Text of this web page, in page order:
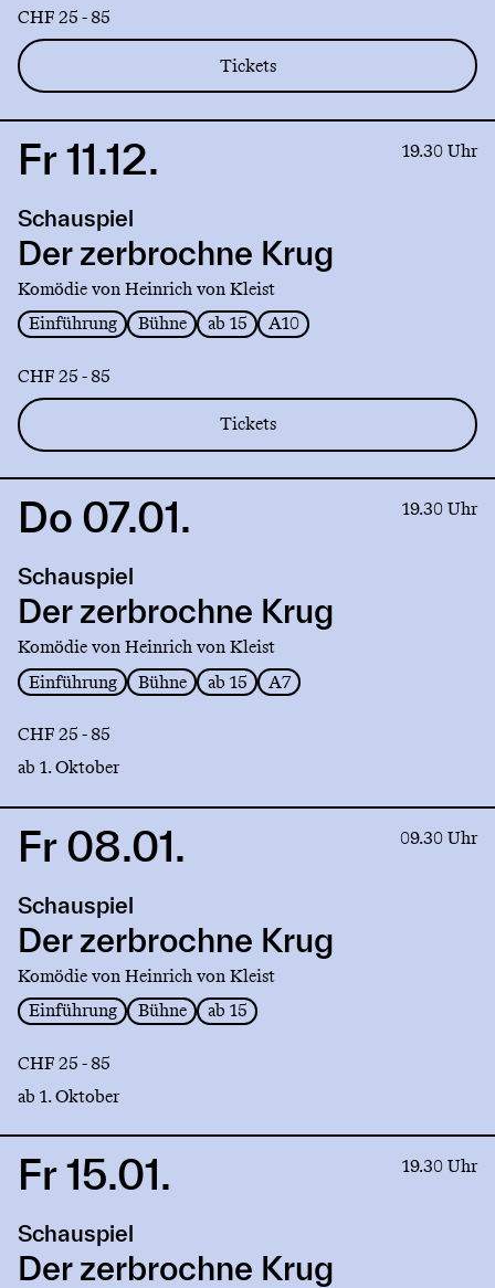
CHF 25 - 85
Tickets
Link
Der
zerbrochne
Krug
Fr 11.12. 19.30 Uhr
Schauspiel
Der zerbrochne Krug
Komödie von Heinrich von Kleist
Einführung
Bühne ab 15 A10
CHF 25 - 85
Tickets
Link
Der
zerbrochne
Krug
Do 07.01. 19.30 Uhr
Schauspiel
Der zerbrochne Krug
Komödie von Heinrich von Kleist
Einführung
Bühne ab 15 A7
CHF 25 - 85
ab 1. Oktober
Link
Der
zerbrochne
Krug
Fr 08.01. 09.30 Uhr
Schauspiel
Der zerbrochne Krug
Komödie von Heinrich von Kleist
Einführung
Bühne ab 15
CHF 25 - 85
ab 1. Oktober
Link
Der
zerbrochne
Fr 15.01. 19.30 Uhr
Schauspiel
Der zerbrochne Krug